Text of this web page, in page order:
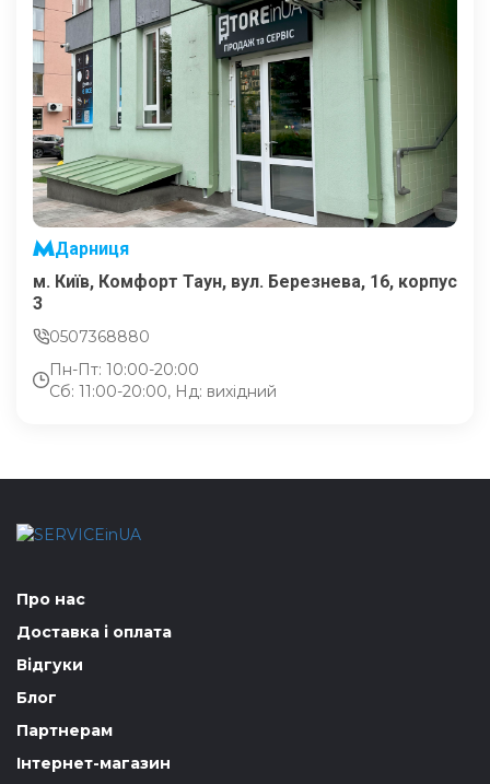
Дарниця
м. Київ, Комфорт Таун, вул. Березнева, 16, корпус
3
0507368880
Пн-Пт: 10:00-20:00
Сб: 11:00-20:00, Нд: вихідний
Про нас
Доставка і оплата
Відгуки
Блог
Партнерам
Інтернет-магазин